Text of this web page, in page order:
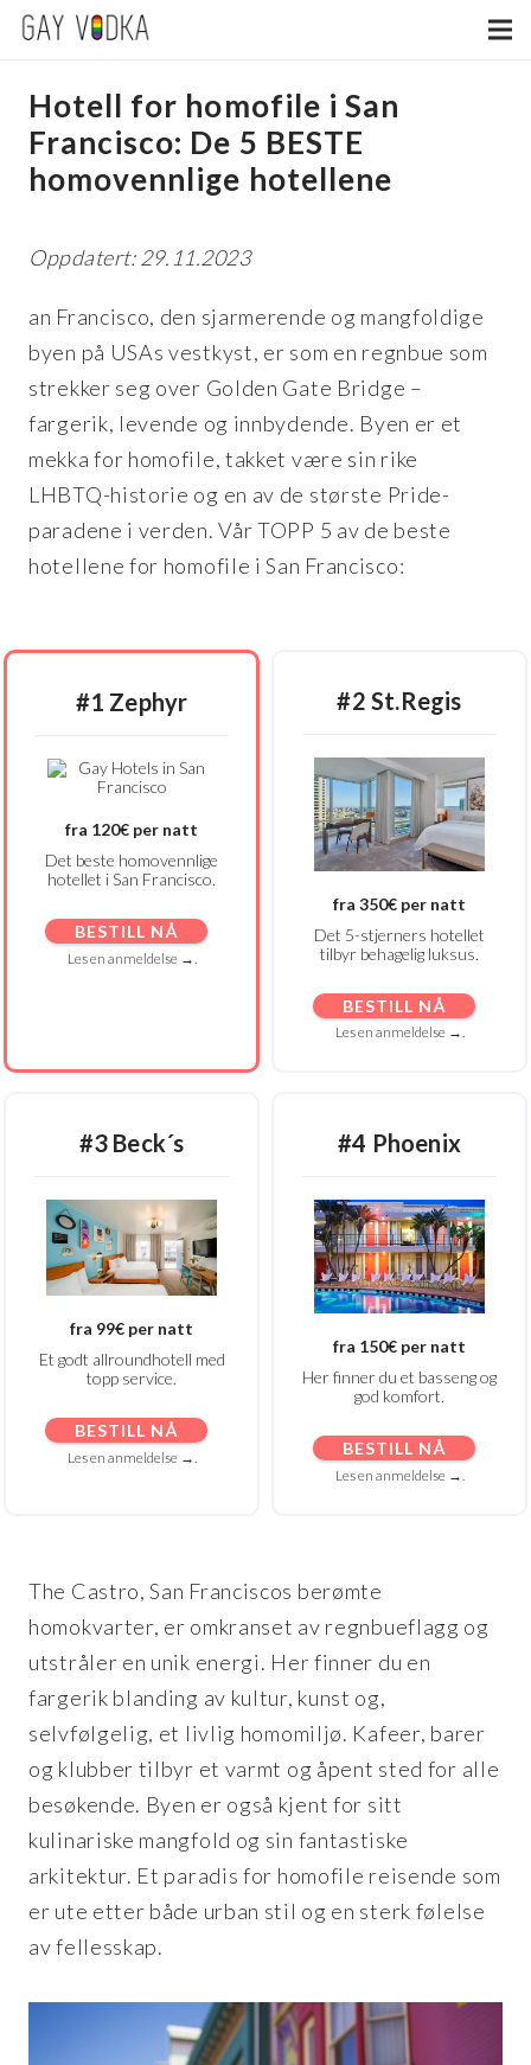
Hotell for homofile i San
Francisco: De 5 BESTE
homovennlige hotellene
Oppdatert: 29.11.2023
an Francisco, den sjarmerende og mangfoldige
byen på USAs vestkyst, er som en regnbue som
strekker seg over Golden Gate Bridge –
fargerik, levende og innbydende. Byen er et
mekka for homofile, takket være sin rike
LHBTQ-historie og en av de største Pride-
paradene i verden. Vår TOPP 5 av de beste
hotellene for homofile i San Francisco:
#1 Zephyr
fra 120€ per natt
Det beste homovennlige
hotellet i San Francisco.
BESTILL NÅ
Les en anmeldelse →.
#2 St.Regis
fra 350€ per natt
Det 5-stjerners hotellet
tilbyr behagelig luksus.
BESTILL NÅ
Les en anmeldelse →.
#3 Beck´s
fra 99€ per natt
Et godt allroundhotell med
topp service.
BESTILL NÅ
Les en anmeldelse →.
#4 Phoenix
fra 150€ per natt
Her finner du et basseng og
god komfort.
BESTILL NÅ
Les en anmeldelse →.
The Castro, San Franciscos berømte
homokvarter, er omkranset av regnbueflagg og
utstråler en unik energi. Her finner du en
fargerik blanding av kultur, kunst og,
selvfølgelig, et livlig homomiljø. Kafeer, barer
og klubber tilbyr et varmt og åpent sted for alle
besøkende. Byen er også kjent for sitt
kulinariske mangfold og sin fantastiske
arkitektur. Et paradis for homofile reisende som
er ute etter både urban stil og en sterk følelse
av fellesskap.